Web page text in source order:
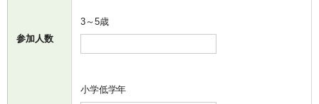
参加人数
3～5歳
小学低学年